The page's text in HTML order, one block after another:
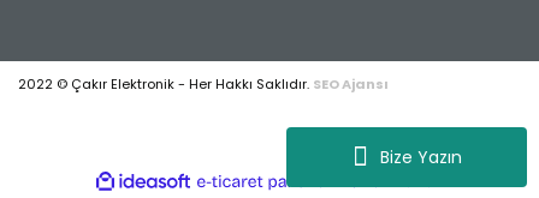
Bize Yazın
2022 © Çakır Elektronik - Her Hakkı Saklıdır. SEO Ajansı
ideasoft